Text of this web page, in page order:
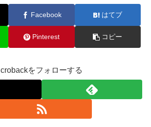
Facebook はてブ
Pinterest コピー
crobackをフォローする